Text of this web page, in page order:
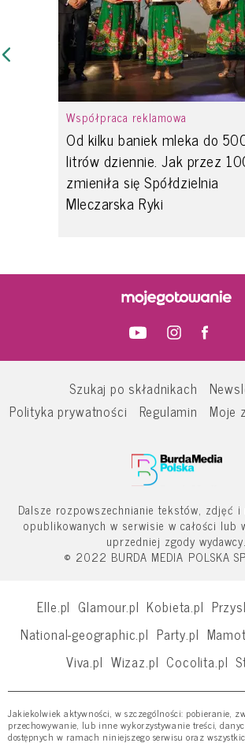
Współpraca reklamowa
Od kilku baniek mleka do
litrów dziennie. Jak przez
zmieniła się Spółdzielnia
Mleczarska Ryki
Szukaj po składnikach
Polityka prywatności
Regulamin Moje
Dalsze rozpowszechnianie tekstów, zdjęć i
opublikowanych w serwisie w całości lub
uprzedniej zgody wydawcy.
© 2022 BURDA MEDIA POLSKA
Elle.pl Glamour.pl Kobieta.pl
National-geographic.pl Party.pl
Viva.pl Wizaz.pl Cocolita.pl
Jakiekolwiek aktywności, w szczególności: pobieranie,
przechowywanie, lub inne wykorzystywanie treści,
dostępnych w ramach niniejszego serwisu oraz